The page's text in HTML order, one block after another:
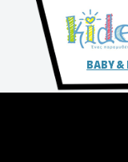
BABY &